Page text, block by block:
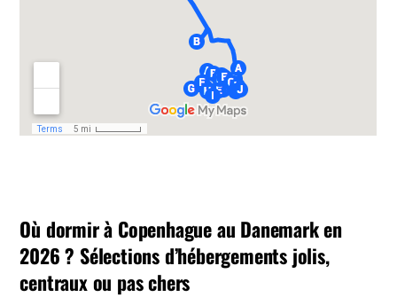
Où dormir à Copenhague au Danemark en
2026 ? Sélections d’hébergements jolis,
centraux ou pas chers